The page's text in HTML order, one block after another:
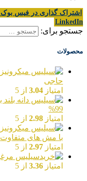
اشتراک گذاری در فیس بوک
LinkedIn
جستجو برای:
محصولات
حاجی
امتیاز 3.04 از 5
99%
امتیاز 2.98 از 5
با مش های متفاوت
امتیاز 2.97 از 5
امتیاز 3.36 از 5